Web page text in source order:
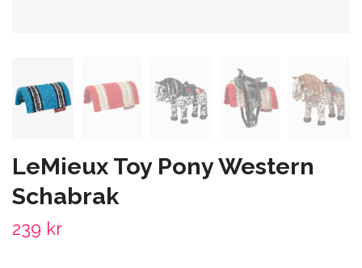
LeMieux Toy Pony Western
Schabrak
239 kr